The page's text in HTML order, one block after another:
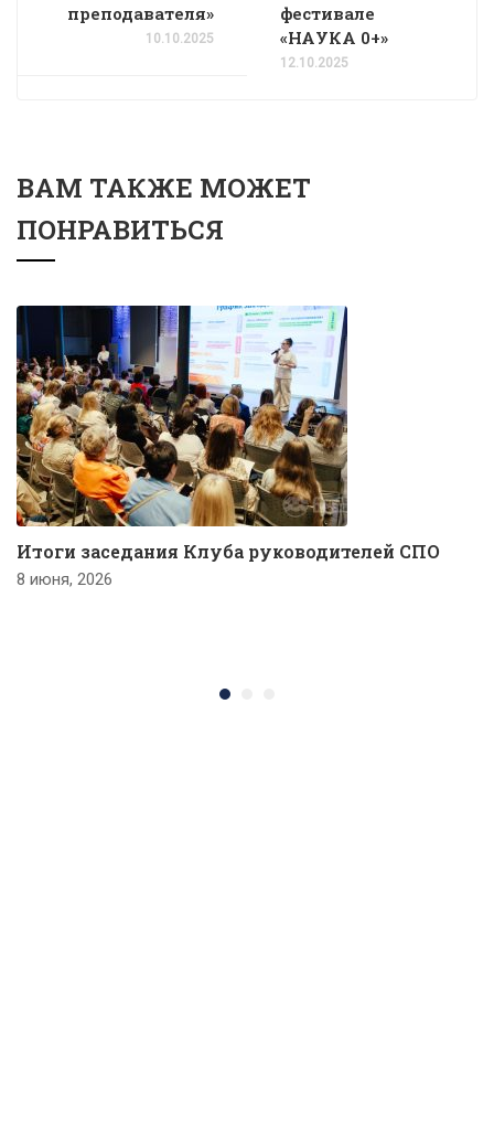
преподавателя»
10.10.2025
фестивале
«НАУКА 0+»
12.10.2025
ВАМ ТАКЖЕ МОЖЕТ
ПОНРАВИТЬСЯ
Итоги заседания Клуба руководителей СПО
8 июня, 2026